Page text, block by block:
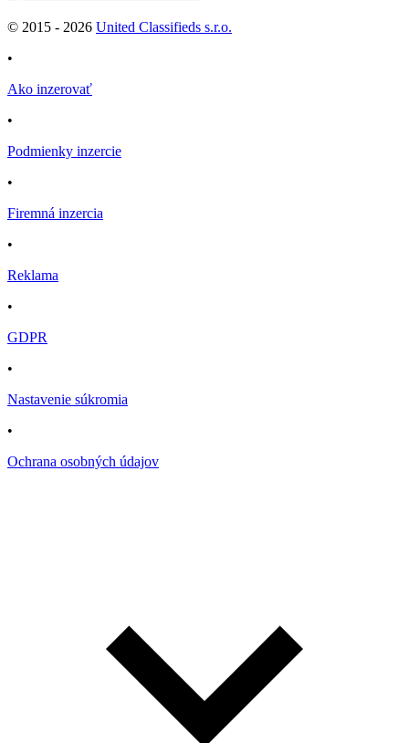
© 2015 - 2026 United Classifieds s.r.o.
•
Ako inzerovať
•
Podmienky inzercie
•
Firemná inzercia
•
Reklama
•
GDPR
•
Nastavenie súkromia
•
Ochrana osobných údajov